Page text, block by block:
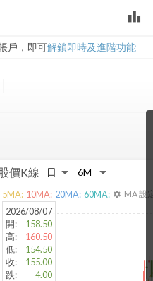
leaderboard
戶，即可解鎖即時及進階功能
股
持股
0
0
0
0
股價K線
2026/08/07
開:
158.50
高:
160.50
低:
154.50
收:
155.00
跌:
-4.00
5MA: 10MA: 20MA: 60MA: settings MA 設定